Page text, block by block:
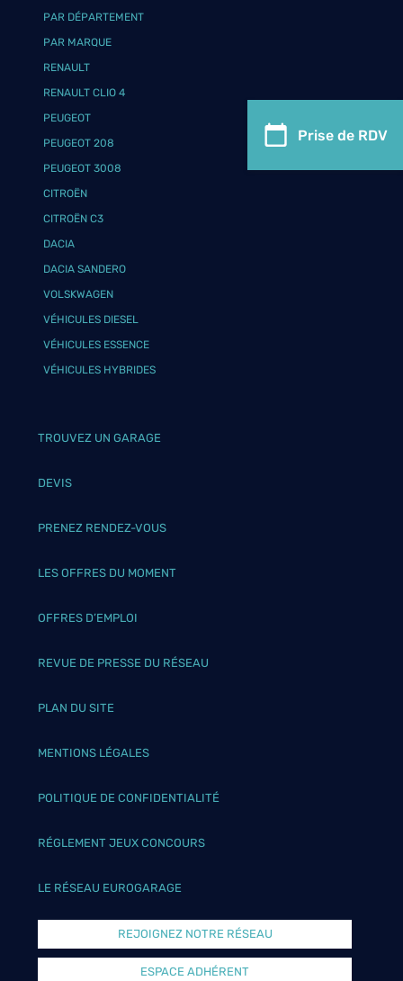
Prise de RDV
PAR DÉPARTEMENT
PAR MARQUE
RENAULT
RENAULT CLIO 4
PEUGEOT
PEUGEOT 208
PEUGEOT 3008
CITROËN
CITROËN C3
DACIA
DACIA SANDERO
VOLSKWAGEN
VÉHICULES DIESEL
VÉHICULES ESSENCE
VÉHICULES HYBRIDES
TROUVEZ UN GARAGE
DEVIS
PRENEZ RENDEZ-VOUS
LES OFFRES DU MOMENT
OFFRES D’EMPLOI
REVUE DE PRESSE DU RÉSEAU
PLAN DU SITE
MENTIONS LÉGALES
POLITIQUE DE CONFIDENTIALITÉ
RÉGLEMENT JEUX CONCOURS
LE RÉSEAU EUROGARAGE
REJOIGNEZ NOTRE RÉSEAU
ESPACE ADHÉRENT